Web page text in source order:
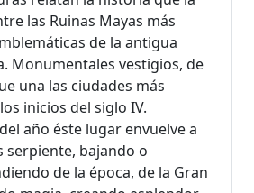
las Ruinas Mayas más
de la antigua
Monumentales vestigios, de
una las ciudades más
inicios del siglo IV.
año éste lugar envuelve a
serpiente, bajando o
de la época, de la Gran